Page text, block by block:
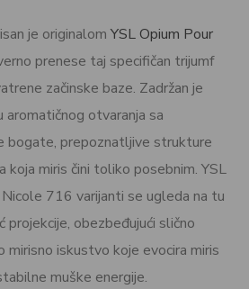
je originalomYSL Opium Pour
prenese taj specifičan trijumf
začinske baze. Zadržan je
otvaranja sa
bogate, prepoznatljive strukture
koja miris čini toliko posebnim. YSL
716 varijanti se ugleda na tu
projekcije, obezbeđujući slično
mirisno iskustvo koje evocira miris
muške energije.